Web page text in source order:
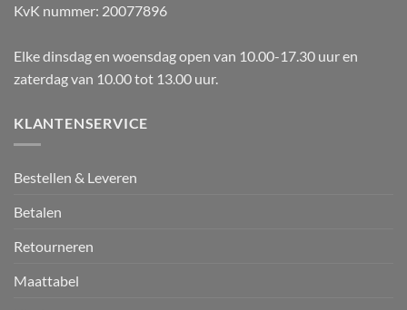
KvK nummer: 20077896
Elke dinsdag en woensdag open van 10.00-17.30 uur en
zaterdag van 10.00 tot 13.00 uur.
KLANTENSERVICE
Bestellen & Leveren
Betalen
Retourneren
Maattabel